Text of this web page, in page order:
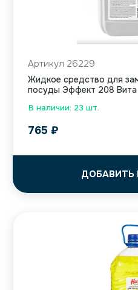
В наличии: 23 шт.
Артикул 26229
Жидкое средство для
посуды Эффект 208
765 ₽
ДОБАВИТЬ